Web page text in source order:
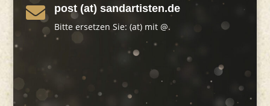
 post (at) sandartisten.de
Bitte ersetzen Sie: (at) mit @.